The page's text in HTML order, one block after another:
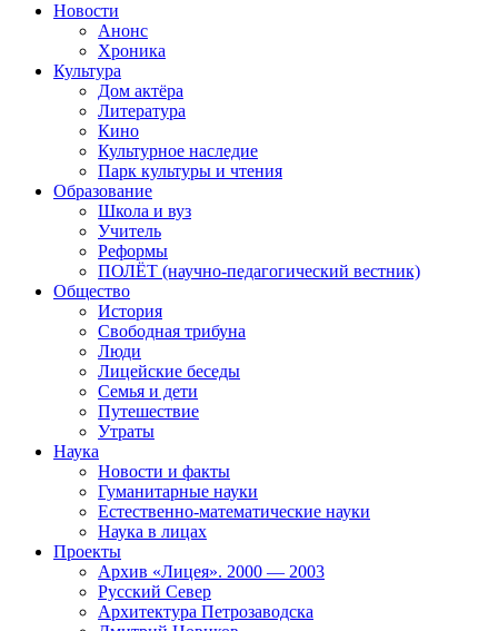
Новости
Анонс
Хроника
Культура
Дом актёра
Литература
Кино
Культурное наследие
Парк культуры и чтения
Образование
Школа и вуз
Учитель
Реформы
ПОЛЁТ (научно-педагогический вестник)
Общество
История
Свободная трибуна
Люди
Лицейские беседы
Семья и дети
Путешествие
Утраты
Наука
Новости и факты
Гуманитарные науки
Естественно-математические науки
Наука в лицах
Проекты
Архив «Лицея». 2000 — 2003
Русский Север
Архитектура Петрозаводска